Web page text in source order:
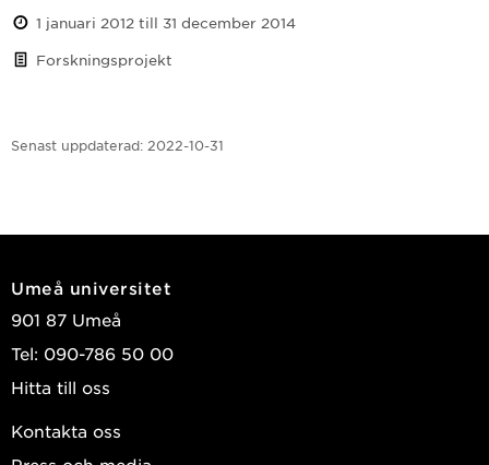
1 januari 2012 till 31 december 2014
Forskningsprojekt
Senast uppdaterad: 2022-10-31
Umeå universitet
901 87 Umeå
Tel: 090-786 50 00
Hitta till oss
Kontakta oss